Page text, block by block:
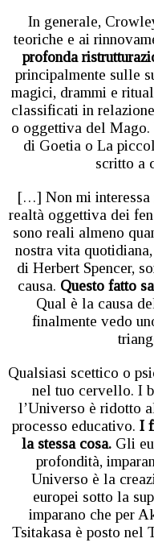
In generale,
teoriche e ai
profonda
principalmente sulle
magici, drammi e
classificati in
o oggettiva del
di Goetia o La
scritto a
[…] Non mi interessa
realtà oggettiva dei
sono reali almeno
nostra vita
di Herbert Spencer,
causa. Questo fatto
Qual è la causa
finalmente vedo
Qualsiasi scettico o
nel tuo cervello. I
l’Universo è ridotto
processo educativo. I
la stessa cosa.Gli
profondità,
Universo è la
europei sotto la
imparano che per
Tsitakasa è posto nel